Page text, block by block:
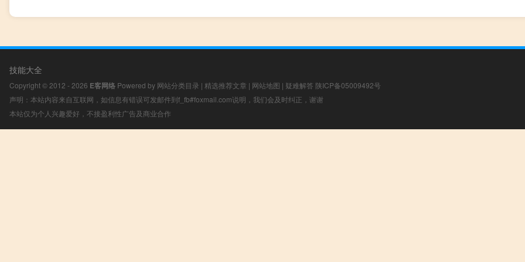
技能大全
Copyright © 2012 - 2026 E客网络 Powered by 网站分类目录 | 精选推荐文章 | 网站地图 | 疑难解答 陕ICP备05009492号
声明：本站内容来自互联网，如信息有错误可发邮件到f_fb#foxmail.com说明，我们会及时纠正，谢谢
本站仅为个人兴趣爱好，不接盈利性广告及商业合作